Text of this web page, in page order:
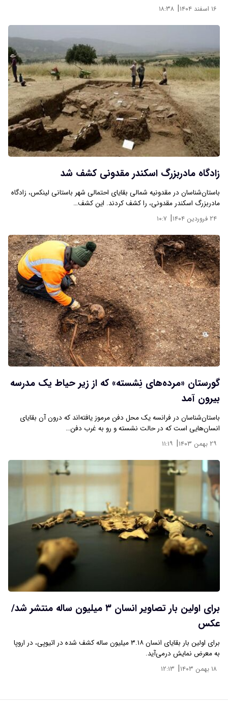
۱۶ اسفند ۱۴۰۴ | ۱۸:۳۸
زادگاه مادربزرگ اسکندر مقدونی کشف شد
باستان‌شناسان در مقدونیه شمالی بقایای احتمالی شهر باستانی لینکس، زادگاه
مادربزرگ اسکندر مقدونی، را کشف کردند. این کشف…
۲۴ فروردین ۱۴۰۴ | ۱۰:۷
گورستان «مرده‌های نِشسته» که از زیر حیاط یک مدرسه
بیرون آمد
باستان‌شناسان در فرانسه یک محل دفن مرموز یافته‌اند که درون آن بقایای
انسان‌هایی است که در حالت نشسته و رو به غرب دفن…
۲۹ بهمن ۱۴۰۳ | ۱۱:۱۹
برای اولین بار تصاویر انسان ۳ میلیون ساله منتشر شد/
عکس
برای اولین بار بقایای انسان ۳.۱۸ میلیون ساله کشف شده در اتیوپی، در اروپا
به معرض نمایش درمی‌آید.
۱۸ بهمن ۱۴۰۳ | ۱۲:۱۳